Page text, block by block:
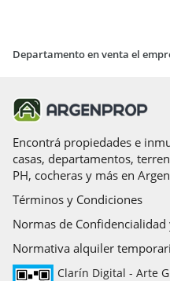
Departamento en venta el
Encontrá propiedades e
casas, departamentos,
PH, cocheras y más en
Términos y Condiciones
Normas de Confidencialidad
Normativa alquiler
Clarín Digital - Arte